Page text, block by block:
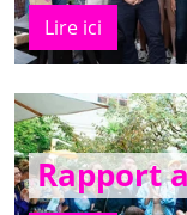
Lire ici
Rapport